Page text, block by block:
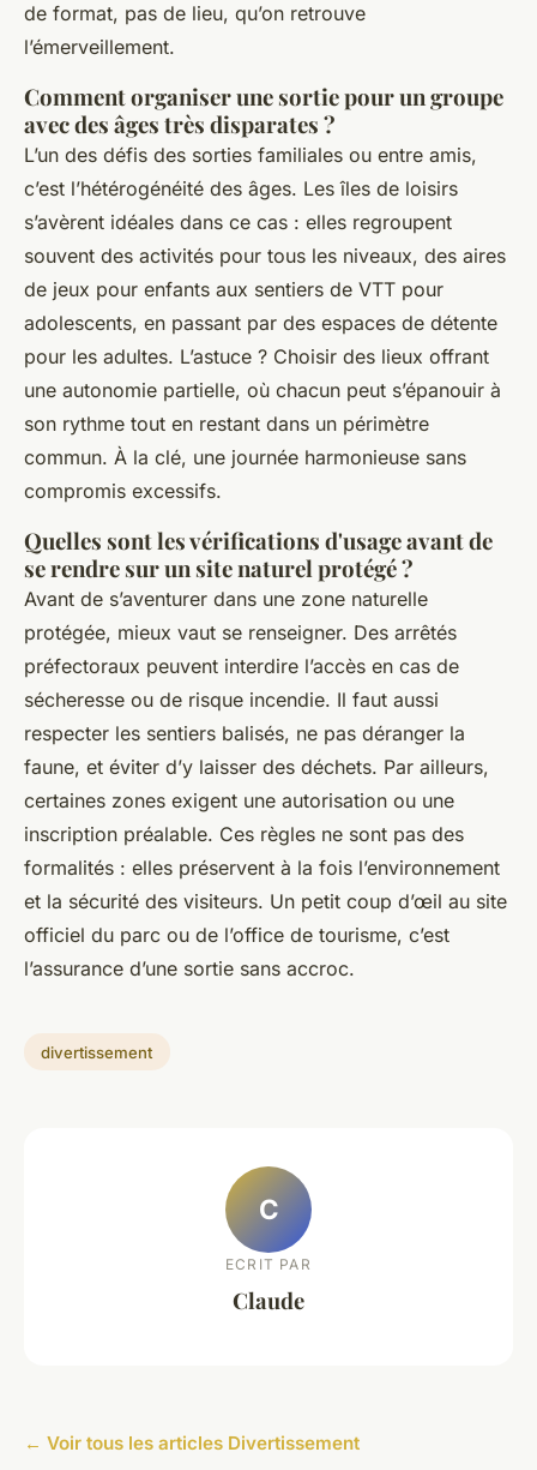
de format, pas de lieu, qu’on retrouve
l’émerveillement.
Comment organiser une sortie pour un groupe
avec des âges très disparates ?
L’un des défis des sorties familiales ou entre amis,
c’est l’hétérogénéité des âges. Les îles de loisirs
s’avèrent idéales dans ce cas : elles regroupent
souvent des activités pour tous les niveaux, des aires
de jeux pour enfants aux sentiers de VTT pour
adolescents, en passant par des espaces de détente
pour les adultes. L’astuce ? Choisir des lieux offrant
une autonomie partielle, où chacun peut s’épanouir à
son rythme tout en restant dans un périmètre
commun. À la clé, une journée harmonieuse sans
compromis excessifs.
Quelles sont les vérifications d'usage avant de
se rendre sur un site naturel protégé ?
Avant de s’aventurer dans une zone naturelle
protégée, mieux vaut se renseigner. Des arrêtés
préfectoraux peuvent interdire l’accès en cas de
sécheresse ou de risque incendie. Il faut aussi
respecter les sentiers balisés, ne pas déranger la
faune, et éviter d’y laisser des déchets. Par ailleurs,
certaines zones exigent une autorisation ou une
inscription préalable. Ces règles ne sont pas des
formalités : elles préservent à la fois l’environnement
et la sécurité des visiteurs. Un petit coup d’œil au site
officiel du parc ou de l’office de tourisme, c’est
l’assurance d’une sortie sans accroc.
divertissement
C
ECRIT PAR
Claude
← Voir tous les articles Divertissement